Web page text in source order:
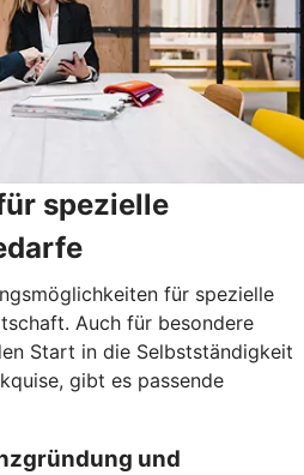
spezielle
für spezielle
Auch für besondere
Start in die Selbstständigkeit
gibt es passende
und